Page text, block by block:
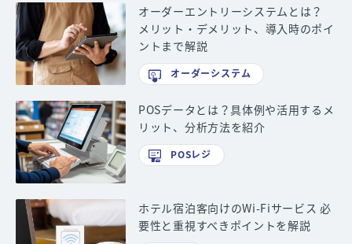
オーダーエントリーシステムとは？
メリット・デメリット、導入時のポイ
ントまで解説
オーダーシステム
POSデータとは？具体例や活用するメ
リット、分析方法を紹介
POSレジ
ホテル宿泊客向けのWi-Fiサービス 必
要性と重視すべきポイントを解説